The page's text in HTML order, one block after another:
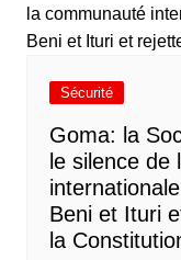
Sécurité
Goma: la
le silence de
Beni et Ituri
la